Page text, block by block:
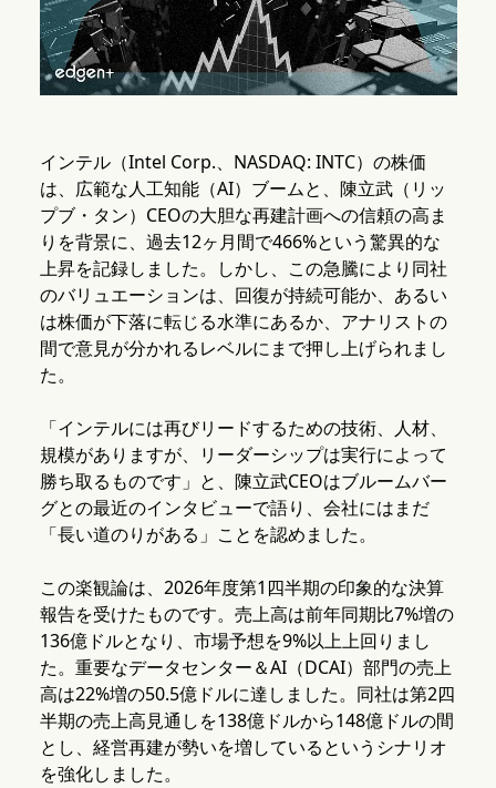
インテル（Intel Corp.、NASDAQ: INTC）の株価
は、広範な人工知能（AI）ブームと、陳立武（リッ
プブ・タン）CEOの大胆な再建計画への信頼の高ま
りを背景に、過去12ヶ月間で466%という驚異的な
上昇を記録しました。しかし、この急騰により同社
のバリュエーションは、回復が持続可能か、あるい
は株価が下落に転じる水準にあるか、アナリストの
間で意見が分かれるレベルにまで押し上げられまし
た。
「インテルには再びリードするための技術、人材、
規模がありますが、リーダーシップは実行によって
勝ち取るものです」と、陳立武CEOはブルームバー
グとの最近のインタビューで語り、会社にはまだ
「長い道のりがある」ことを認めました。
この楽観論は、2026年度第1四半期の印象的な決算
報告を受けたものです。売上高は前年同期比7%増の
136億ドルとなり、市場予想を9%以上上回りまし
た。重要なデータセンター＆AI（DCAI）部門の売上
高は22%増の50.5億ドルに達しました。同社は第2四
半期の売上高見通しを138億ドルから148億ドルの間
とし、経営再建が勢いを増しているというシナリオ
を強化しました。